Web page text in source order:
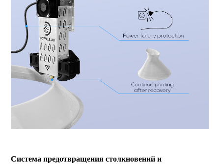
Система предотвращения столкновений и